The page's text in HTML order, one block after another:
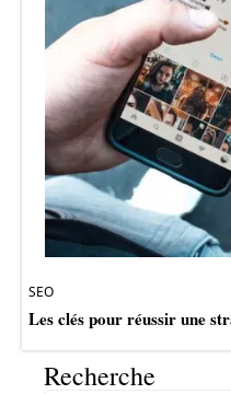
SEO
Les clés pour réussir une
Recherche